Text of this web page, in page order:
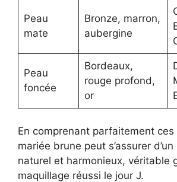
Peau
mate
Bronze, marron,
aubergine
Peau
foncée
Bordeaux,
rouge profond,
or
En comprenant parfaitement
mariée brune peut s’assurer
naturel et harmonieux, véritable
maquillage réussi le jour J.